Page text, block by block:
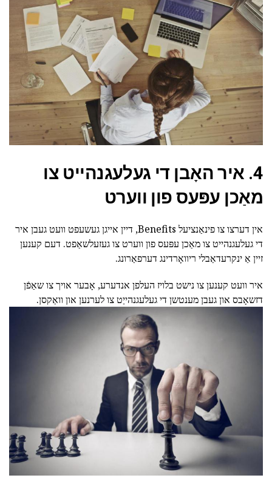
4. איר האָבן די געלעגנהייט צו
מאַכן עפּעס פון ווערט
אין דערצו צו פינאַנציעל Benefits, דיין אייגן געשעפט וועט געבן איר
די געלעגנהייט צו מאַכן עפּעס פון ווערט צו געזעלשאַפט. דעם קענען
זיין אַ ינקרעדאַבלי ריוואָרדינג דערפאַרונג.
איר וועט קענען צו נישט בלויז העלפן אנדערע, אָבער אויך צו שאַפֿן
דזשאָבס און געבן מענטשן די געלעגנהייַט צו לערנען און וואַקסן.